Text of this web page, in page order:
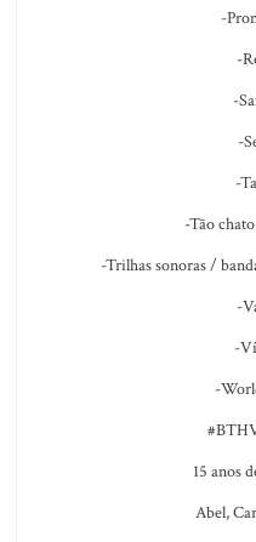
-
-
-
-
-
-Tão
-Trilhas sonoras /
-
-
-
15 anos
Abel,